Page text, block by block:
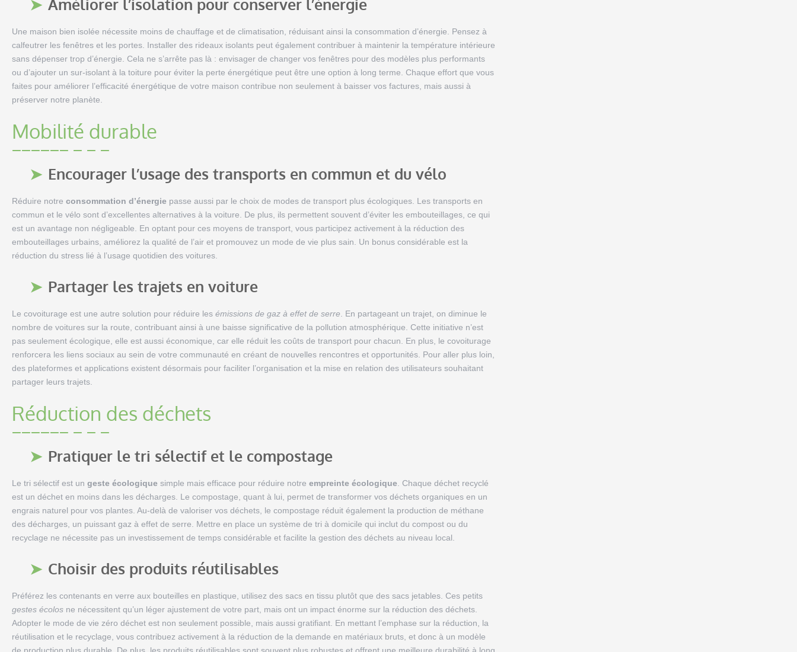
Améliorer l’isolation pour conserver l’énergie
Une maison bien isolée nécessite moins de chauffage et de climatisation, réduisant ainsi la consommation d’énergie. Pensez à
calfeutrer les fenêtres et les portes. Installer des rideaux isolants peut également contribuer à maintenir la température intérieure
sans dépenser trop d’énergie. Cela ne s’arrête pas là : envisager de changer vos fenêtres pour des modèles plus performants
ou d’ajouter un sur-isolant à la toiture pour éviter la perte énergétique peut être une option à long terme. Chaque effort que vous
faites pour améliorer l’efficacité énergétique de votre maison contribue non seulement à baisser vos factures, mais aussi à
préserver notre planète.
Mobilité durable
Encourager l’usage des transports en commun et du vélo
Réduire notre consommation d’énergie passe aussi par le choix de modes de transport plus écologiques. Les transports en
commun et le vélo sont d’excellentes alternatives à la voiture. De plus, ils permettent souvent d’éviter les embouteillages, ce qui
est un avantage non négligeable. En optant pour ces moyens de transport, vous participez activement à la réduction des
embouteillages urbains, améliorez la qualité de l’air et promouvez un mode de vie plus sain. Un bonus considérable est la
réduction du stress lié à l’usage quotidien des voitures.
Partager les trajets en voiture
Le covoiturage est une autre solution pour réduire les émissions de gaz à effet de serre . En partageant un trajet, on diminue le
nombre de voitures sur la route, contribuant ainsi à une baisse significative de la pollution atmosphérique. Cette initiative n’est
pas seulement écologique, elle est aussi économique, car elle réduit les coûts de transport pour chacun. En plus, le covoiturage
renforcera les liens sociaux au sein de votre communauté en créant de nouvelles rencontres et opportunités. Pour aller plus loin,
des plateformes et applications existent désormais pour faciliter l’organisation et la mise en relation des utilisateurs souhaitant
partager leurs trajets.
Réduction des déchets
Pratiquer le tri sélectif et le compostage
Le tri sélectif est un geste écologique simple mais efficace pour réduire notre empreinte écologique . Chaque déchet recyclé
est un déchet en moins dans les décharges. Le compostage, quant à lui, permet de transformer vos déchets organiques en un
engrais naturel pour vos plantes. Au-delà de valoriser vos déchets, le compostage réduit également la production de méthane
des décharges, un puissant gaz à effet de serre. Mettre en place un système de tri à domicile qui inclut du compost ou du
recyclage ne nécessite pas un investissement de temps considérable et facilite la gestion des déchets au niveau local.
Choisir des produits réutilisables
Préférez les contenants en verre aux bouteilles en plastique, utilisez des sacs en tissu plutôt que des sacs jetables. Ces petits
gestes écolos ne nécessitent qu’un léger ajustement de votre part, mais ont un impact énorme sur la réduction des déchets.
Adopter le mode de vie zéro déchet est non seulement possible, mais aussi gratifiant. En mettant l’emphase sur la réduction, la
réutilisation et le recyclage, vous contribuez activement à la réduction de la demande en matériaux bruts, et donc à un modèle
de production plus durable. De plus, les produits réutilisables sont souvent plus robustes et offrent une meilleure durabilité à long